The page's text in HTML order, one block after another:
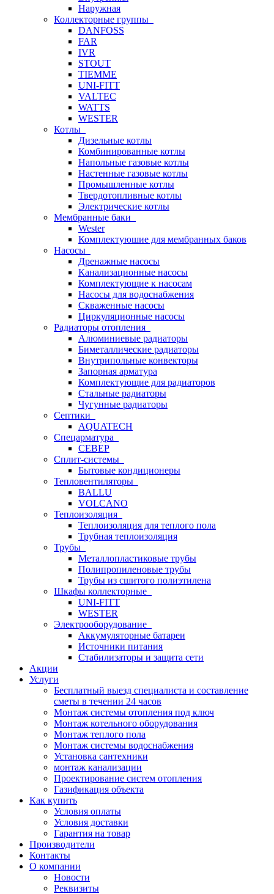
Наружная
Коллекторные группы
DANFOSS
FAR
IVR
STOUT
TIEMME
UNI-FITT
VALTEC
WATTS
WESTER
Котлы
Дизельные котлы
Комбинированные котлы
Напольные газовые котлы
Настенные газовые котлы
Промышленные котлы
Твердотопливные котлы
Электрические котлы
Мембранные баки
Wester
Комплектуюшие для мембранных баков
Насосы
Дренажные насосы
Канализационные насосы
Комплектующие к насосам
Насосы для водоснабжения
Скваженные насосы
Циркуляционные насосы
Радиаторы отопления
Алюминиевые радиаторы
Биметаллические радиаторы
Внутрипольные конвекторы
Запорная арматура
Комплектующие для радиаторов
Стальные радиаторы
Чугунные радиаторы
Септики
AQUATECH
Спецарматура
СЕВЕР
Сплит-системы
Бытовые кондиционеры
Тепловентиляторы
BALLU
VOLCANO
Теплоизоляция
Теплоизоляция для теплого пола
Трубная теплоизоляция
Трубы
Металлопластиковые трубы
Полипропиленовые трубы
Трубы из сшитого полиэтилена
Шкафы коллекторные
UNI-FITT
WESTER
Электрооборудование
Аккумуляторные батареи
Источники питания
Стабилизаторы и защита сети
Акции
Услуги
Бесплатный выезд специалиста и составление
сметы в течении 24 часов
Монтаж системы отопления под ключ
Монтаж котельного оборудования
Монтаж теплого пола
Монтаж системы водоснабжения
Установка сантехники
монтаж канализации
Проектирование систем отопления
Газификация объекта
Как купить
Условия оплаты
Условия доставки
Гарантия на товар
Производители
Контакты
О компании
Новости
Реквизиты